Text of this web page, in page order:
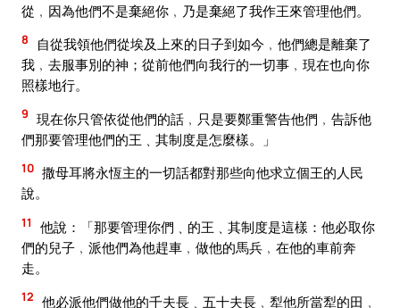
從﹐因為他們不是棄絕你﹐乃是棄絕了我作王來管理他們。
8
自從我領他們從埃及上來的日子到如今﹐他們總是離棄了
我﹐去服事別的神；從前他們向我行的一切事﹐現在也向你
照樣地行。
9 現在你只管依從他們的話﹐只是要鄭重警告他們﹐告訴他
們那要管理他們的王﹑其制度是怎麼樣。」
10 撒母耳將永恆主的一切話都對那些向他求立個王的人民
說。
11
他說：「那要管理你們﹑的王﹑其制度是這樣：他必取你
們的兒子﹐派他們為他趕車﹐做他的馬兵﹐在他的車前奔
走。
12 他必派他們做他的千夫長﹑五十夫長﹐犁他所當犁的田﹐